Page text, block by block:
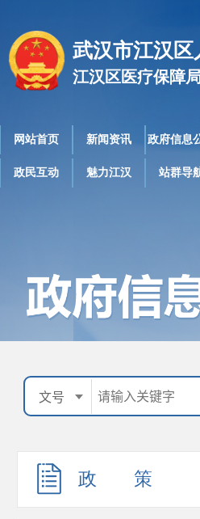
武汉市江汉区
江汉区医疗保障
网站首页 新闻资讯 政府信息
政民互动 魅力江汉 站群导
政 策